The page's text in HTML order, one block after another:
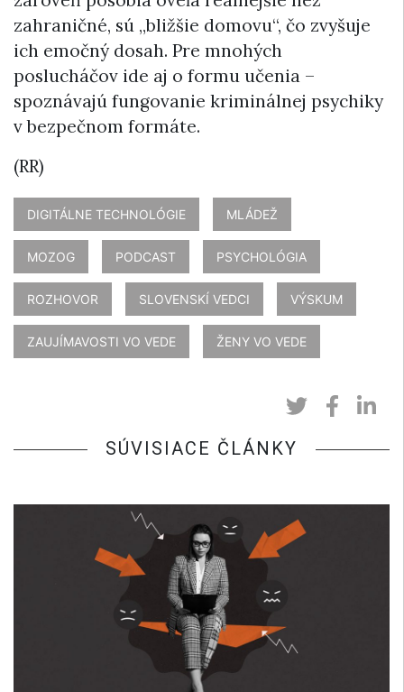
zahraničné, sú „bližšie domovu“, čo zvyšuje
ich emočný dosah. Pre mnohých
poslucháčov ide aj o formu učenia –
spoznávajú fungovanie kriminálnej psychiky
v bezpečnom formáte.
(RR)
DIGITÁLNE TECHNOLÓGIE MLÁDEŽ
MOZOG PODCAST PSYCHOLÓGIA
ROZHOVOR SLOVENSKÍ VEDCI VÝSKUM
ZAUJÍMAVOSTI VO VEDE ŽENY VO VEDE
SÚVISIACE ČLÁNKY